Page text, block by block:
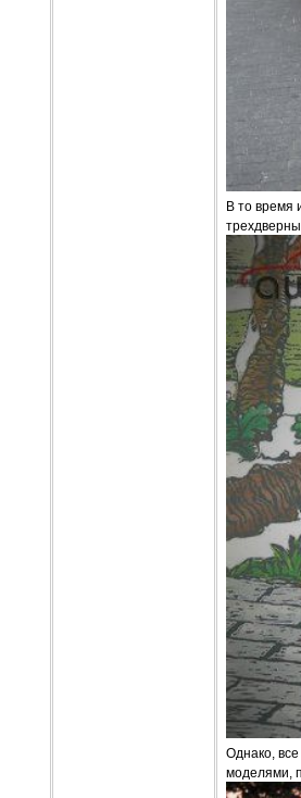
В то время
Однако,
моделями,